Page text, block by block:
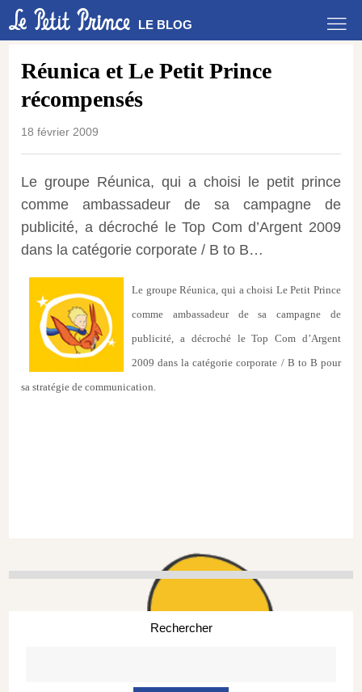
LE BLOG
Réunica et Le Petit Prince
récompensés
18 février 2009
Le groupe Réunica, qui a choisi le petit prince
comme ambassadeur de sa campagne de
publicité, a décroché le Top Com d’Argent 2009
dans la catégorie corporate / B to B…
Le groupe Réunica, qui a choisi Le Petit Prince
comme ambassadeur de sa campagne de
publicité, a décroché le Top Com d’Argent
2009 dans la catégorie corporate / B to B pour
sa stratégie de communication.
Rechercher